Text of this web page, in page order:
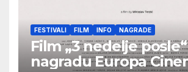
FESTIVALI FILM INFO NAGRADE
Film „3 nedelje
nagradu Europa